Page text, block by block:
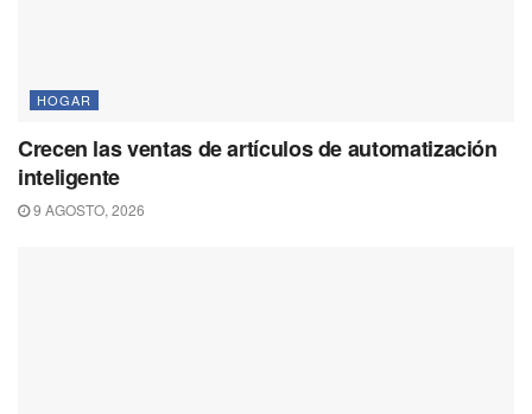
HOGAR
Crecen las ventas de artículos de automatización
inteligente
9 AGOSTO, 2026